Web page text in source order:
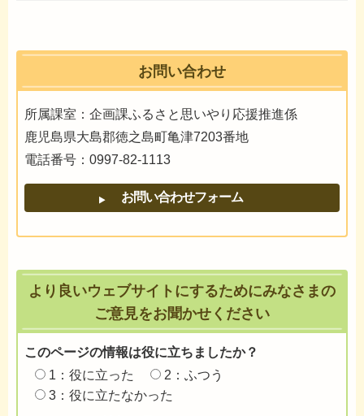
お問い合わせ
所属課室：企画課ふるさと思いやり応援推進係
鹿児島県大島郡徳之島町亀津7203番地
電話番号：0997-82-1113
より良いウェブサイトにするためにみなさまの
ご意見をお聞かせください
このページの情報は役に立ちましたか？
1：役に立った
2：ふつう
3：役に立たなかった